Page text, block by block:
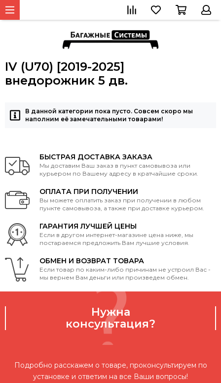
IV (U70) [2019-2025]
внедорожник 5 дв.
В данной категории пока пусто. Совсем скоро мы
наполним её замечательными товарами!
БЫСТРАЯ ДОСТАВКА ЗАКАЗА
Мы доставим Ваш заказ в пункт самовывоза или
курьером по Вашему адресу в кратчайшие сроки.
ОПЛАТА ПРИ ПОЛУЧЕНИИ
Вы можете оплатить заказ при получении в любом
пункте самовывоза, а также при доставке курьером.
ГАРАНТИЯ ЛУЧШЕЙ ЦЕНЫ
Если в другом интернет-магазине цена ниже, мы
постараемся предложить Вам лучшие условия.
ОБМЕН И ВОЗВРАТ ТОВАРА
Если товар по каким-либо причинам не устроил Вас -
мы вернем Вам деньги или произведем обмен.
Нужна
консультация?
Подробно расскажем о товаре, проконсультируем по
установке и ответим на все Ваши вопросы!